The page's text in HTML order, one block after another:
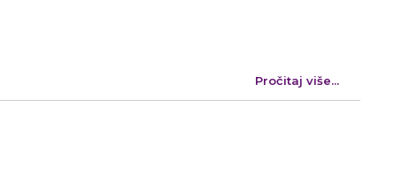
Pročitaj više...